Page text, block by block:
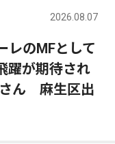
2026.08.07
レのMFとして
躍が期待され
ん 麻生区出